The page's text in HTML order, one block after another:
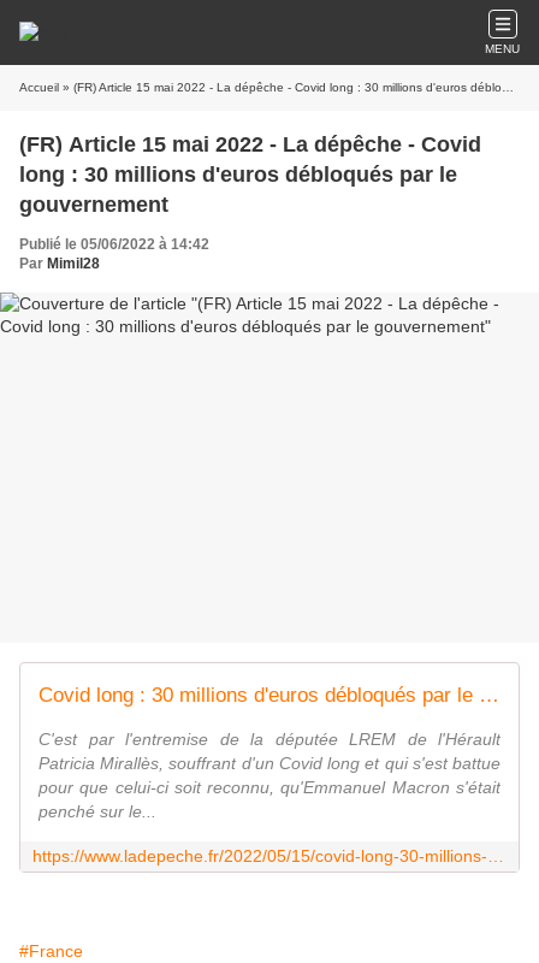
MENU
Accueil » (FR) Article 15 mai 2022 - La dépêche - Covid long : 30 millions d'euros débloqués par le gouvernement
(FR) Article 15 mai 2022 - La dépêche - Covid
long : 30 millions d'euros débloqués par le
gouvernement
Publié le 05/06/2022 à 14:42
Par Mimil28
Covid long : 30 millions d'euros débloqués par le gouvernement
C'est par l'entremise de la députée LREM de l'Hérault
Patricia Mirallès, souffrant d'un Covid long et qui s'est battue
pour que celui-ci soit reconnu, qu'Emmanuel Macron s'était
penché sur le...
#France